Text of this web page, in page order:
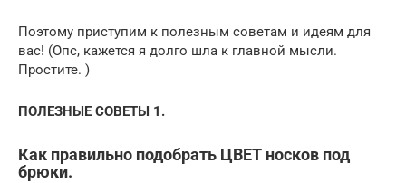
Поэтому приступим к полезным советам и идеям для
вас! (Опс, кажется я долго шла к главной мысли.
Простите. )
ПОЛЕЗНЫЕ СОВЕТЫ 1.
Как правильно подобрать ЦВЕТ носков под
брюки.